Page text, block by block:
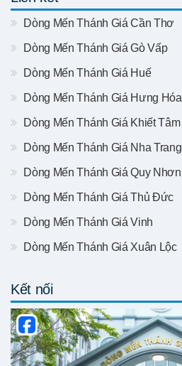
Dòng Mến Thánh Giá Cần Thơ
Dòng Mến Thánh Giá Gò Vấp
Dòng Mến Thánh Giá Huế
Dòng Mến Thánh Giá Hưng Hóa
Dòng Mến Thánh Giá Khiết Tâm
Dòng Mến Thánh Giá Nha Trang
Dòng Mến Thánh Giá Quy Nhơn
Dòng Mến Thánh Giá Thủ Đức
Dòng Mến Thánh Giá Vinh
Dòng Mến Thánh Giá Xuân Lộc
Kết nối